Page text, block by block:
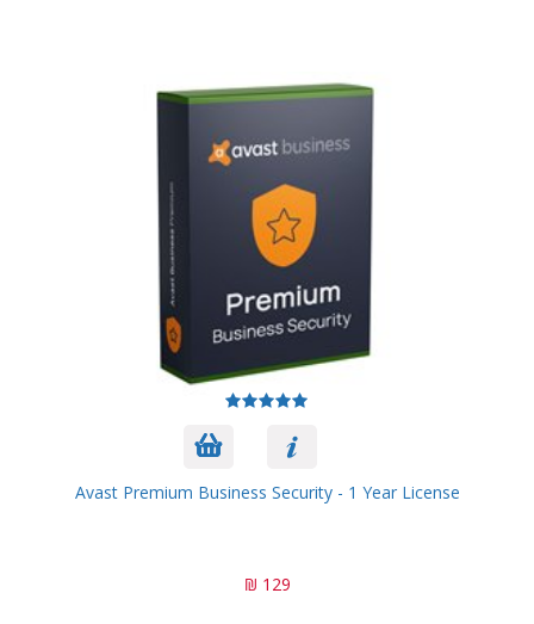
Avast Premium Business Security - 1 Year License
129 ₪